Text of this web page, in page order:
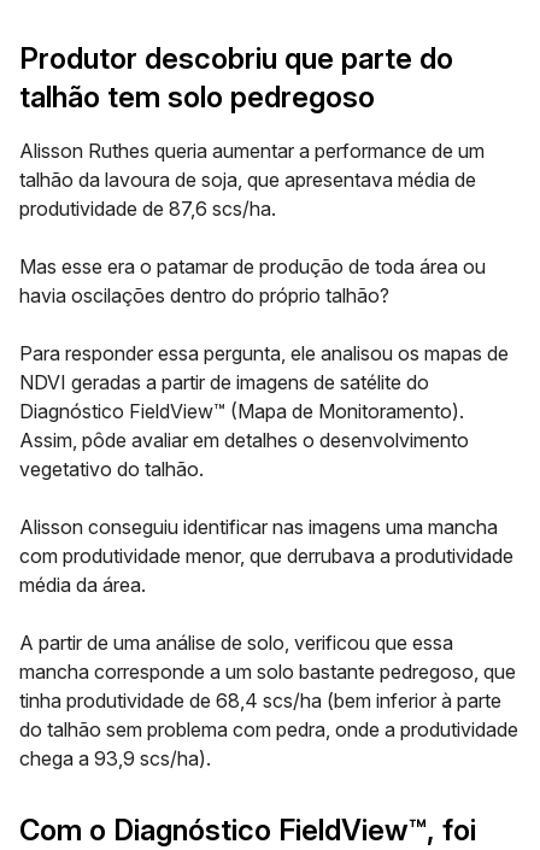
Produtor descobriu que parte do
talhão tem solo pedregoso
Alisson Ruthes queria aumentar a performance de um
talhão da lavoura de soja, que apresentava média de
produtividade de 87,6 scs/ha.
Mas esse era o patamar de produção de toda área ou
havia oscilações dentro do próprio talhão?
Para responder essa pergunta, ele analisou os mapas de
NDVI geradas a partir de imagens de satélite do
Diagnóstico FieldView™ (Mapa de Monitoramento).
Assim, pôde avaliar em detalhes o desenvolvimento
vegetativo do talhão.
Alisson conseguiu identificar nas imagens uma mancha
com produtividade menor, que derrubava a produtividade
média da área.
A partir de uma análise de solo, verificou que essa
mancha corresponde a um solo bastante pedregoso, que
tinha produtividade de 68,4 scs/ha (bem inferior à parte
do talhão sem problema com pedra, onde a produtividade
chega a 93,9 scs/ha).
Com o Diagnóstico FieldView™, foi